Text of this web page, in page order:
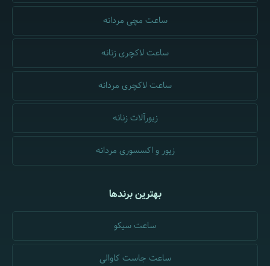
ساعت مچی مردانه
ساعت لاکچری زنانه
ساعت لاکچری مردانه
زیورآلات زنانه
زیور و اکسسوری مردانه
بهترین برندها
ساعت سیکو
ساعت جاست کاوالی